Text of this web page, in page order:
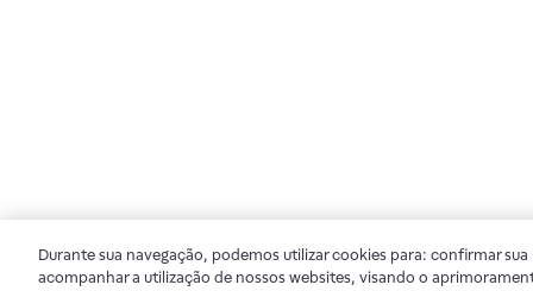
Durante sua navegação, podemos utilizar cookies para: confirmar
acompanhar a utilização de nossos websites, visando o